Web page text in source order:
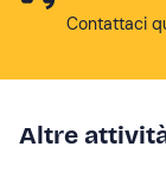
Contattaci
Altre